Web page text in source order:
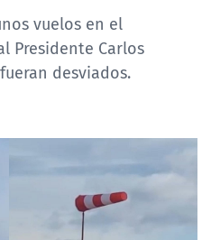
vuelos en el
Presidente Carlos
desviados.